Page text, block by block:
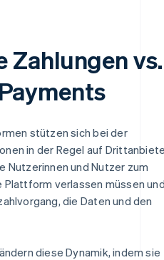
Zahlungen vs.
stützen sich bei der
in der Regel auf
Nutzerinnen und Nutzer zum
Plattform verlassen müssen
die Daten und den
diese Dynamik, indem sie